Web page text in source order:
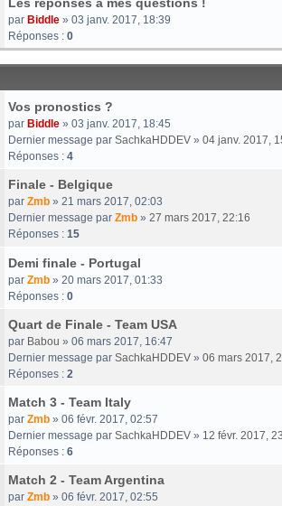
par Biddle » 03 janv. 2017, 18:39
Réponses : 0
Vos pronostics ?
par Biddle » 03 janv. 2017, 18:45
Dernier message par SachkaHDDEV » 04 janv. 2017,
Réponses : 4
Finale - Belgique
par Zmb » 21 mars 2017, 02:03
Dernier message par Zmb » 27 mars 2017, 22:16
Réponses : 15
Demi finale - Portugal
par Zmb » 20 mars 2017, 01:33
Réponses : 0
Quart de Finale - Team USA
par Babou » 06 mars 2017, 16:47
Dernier message par SachkaHDDEV » 06 mars 2017,
Réponses : 2
Match 3 - Team Italy
par Zmb » 06 févr. 2017, 02:57
Dernier message par SachkaHDDEV » 12 févr. 2017,
Réponses : 6
Match 2 - Team Argentina
par Zmb » 06 févr. 2017, 02:55